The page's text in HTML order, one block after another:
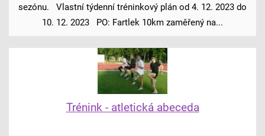
sezónu. Vlastní týdenní tréninkový plán od 4. 12. 2023 do
10. 12. 2023 PO: Fartlek 10km zaměřený na...
Trénink - atletická abeceda